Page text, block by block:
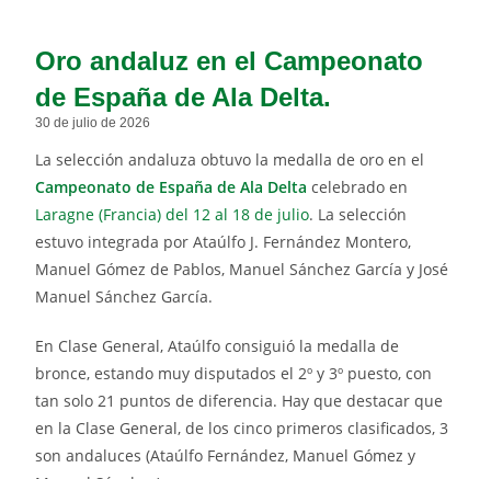
Oro andaluz en el Campeonato
de España de Ala Delta.
30 de julio de 2026
La selección andaluza obtuvo la medalla de oro en el
Campeonato de España de Ala Delta celebrado en
Laragne (Francia) del 12 al 18 de julio. La selección
estuvo integrada por Ataúlfo J. Fernández Montero,
Manuel Gómez de Pablos, Manuel Sánchez García y José
Manuel Sánchez García.
En Clase General, Ataúlfo consiguió la medalla de
bronce, estando muy disputados el 2º y 3º puesto, con
tan solo 21 puntos de diferencia. Hay que destacar que
en la Clase General, de los cinco primeros clasificados, 3
son andaluces (Ataúlfo Fernández, Manuel Gómez y